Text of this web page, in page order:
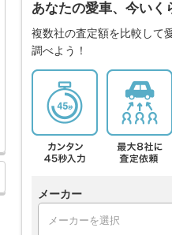
あなたの愛車、今いく
複数社の査定額を比較して
調べよう！
メーカー